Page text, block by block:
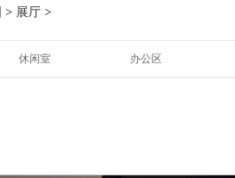
> 展厅 >
休闲室 办公区